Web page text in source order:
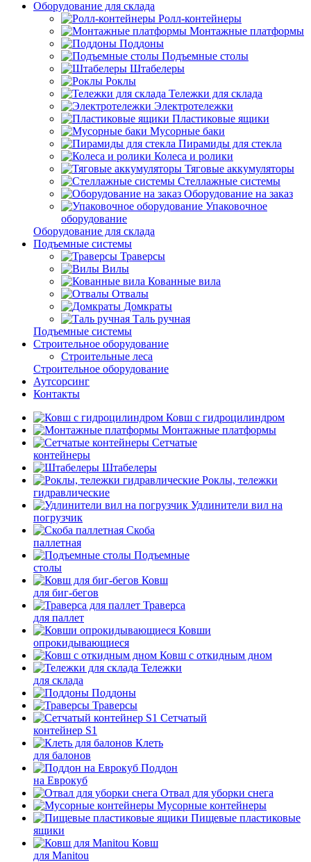
Оборудование для склада
Ролл-контейнеры
Монтажные платформы
Поддоны
Подъемные столы
Штабелеры
Роклы
Тележки для склада
Электротележки
Пластиковые ящики
Мусорные баки
Пирамиды для стекла
Колеса и ролики
Тяговые аккумуляторы
Стеллажные системы
Оборудование на заказ
Упаковочное
оборудование
Оборудование для склада
Подъемные системы
Траверсы
Вилы
Кованные вила
Отвалы
Домкраты
Таль ручная
Подъемные системы
Строительное оборудование
Строительные леса
Строительное оборудование
Аутсорсинг
Контакты
Ковш с гидроцилиндром
Монтажные платформы
Сетчатые
контейнеры
Штабелеры
Роклы, тележки
гидравлические
Удлинители вил на
погрузчик
Скоба
паллетная
Подъемные
столы
Ковш
для биг-бегов
Траверса
для паллет
Ковши
опрокидывающиеся
Ковш с откидным дном
Тележки
для склада
Поддоны
Траверсы
Сетчатый
контейнер S1
Клеть
для балонов
Поддон
на Еврокуб
Отвал для уборки снега
Мусорные контейнеры
Пищевые пластиковые
ящики
Ковш
для Manitou